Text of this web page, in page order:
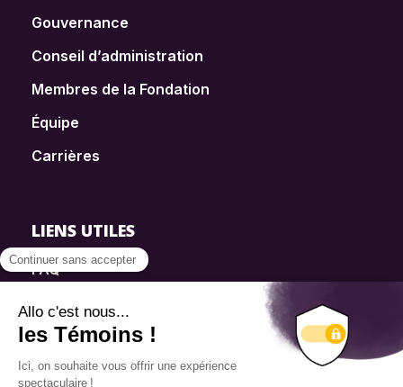
Gouvernance
Conseil d’administration
Membres de la Fondation
Équipe
Carrières
LIENS UTILES
FAQ
SmartSimple
Dons
Contact